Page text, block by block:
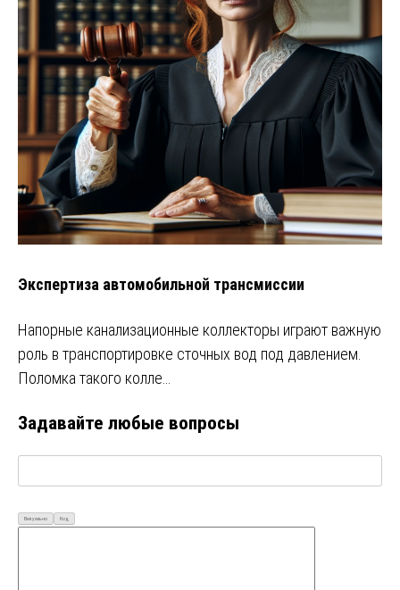
Экспертиза автомобильной трансмиссии
Напорные канализационные коллекторы играют важную
роль в транспортировке сточных вод под давлением.
Поломка такого колле…
Задавайте любые вопросы
Визуально Код